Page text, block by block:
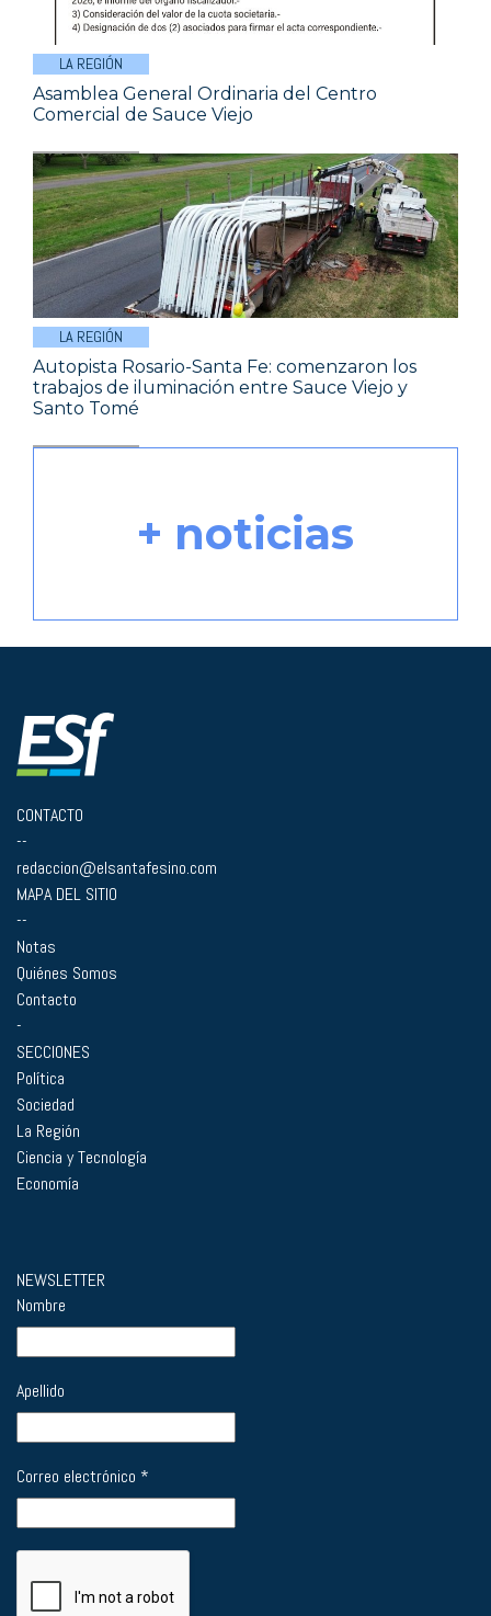
LA REGIÓN
Asamblea General Ordinaria del Centro
Comercial de Sauce Viejo
LA REGIÓN
Autopista Rosario-Santa Fe: comenzaron los
trabajos de iluminación entre Sauce Viejo y
Santo Tomé
+ noticias
CONTACTO
--
redaccion@elsantafesino.com
MAPA DEL SITIO
--
Notas
Quiénes Somos
Contacto
-
SECCIONES
Política
Sociedad
La Región
Ciencia y Tecnología
Economía
NEWSLETTER
Nombre
Apellido
Correo electrónico *